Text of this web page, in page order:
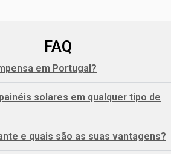
foi impecável. Profissionais,
claras sobre todo o
Miguel Santos
FAQ
em Portugal?
solares em qualquer tipo de
e quais são as suas vantagens?